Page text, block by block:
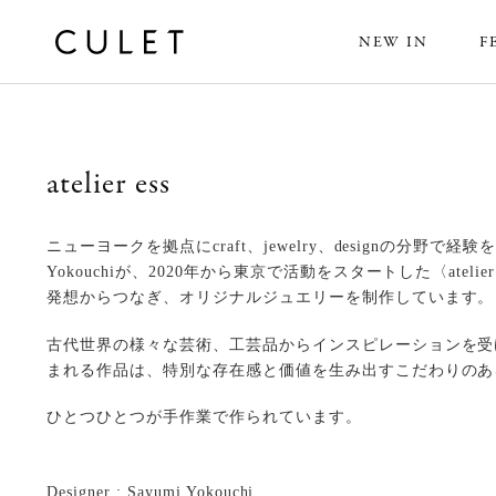
NEW IN
atelier ess
ニューヨークを拠点にcraft、jewelry、designの分野で経験
Yokouchiが、2020年から東京で活動をスタートした〈
発想からつなぎ、オリジナルジュエリーを制作しています。
古代世界の様々な芸術、工芸品からインスピレーションを
まれる作品は、特別な存在感と価値を生み出すこだわりの
ひとつひとつが手作業で作られています。
Designer : Sayumi Yokouchi